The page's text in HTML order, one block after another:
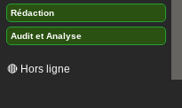
Rédaction
Audit et Analyse
🔴 Hors ligne